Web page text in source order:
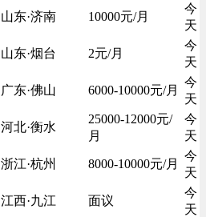
山东·济南 10000元/月
今
天
山东·烟台 2元/月
今
天
广东·佛山 6000-10000元/月
今
天
河北·衡水
25000-12000元/
月
今
天
浙江·杭州 8000-10000元/月
今
天
江西·九江 面议
今
天